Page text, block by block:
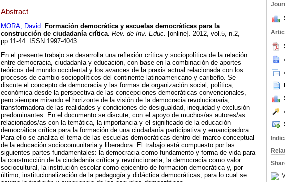
Abstract
MORA, David. Formación democrática y escuelas democráticas para la
construcción de ciudadanía crítica. Rev. de Inv. Educ. [online]. 2012, vol.5, n.2,
pp.11-44. ISSN 1997-4043.
En el presente trabajo se desarrolla una reflexión crítica y sociopolítica de la relación
entre democracia, ciudadanía y educación, con base en la combinación de aportes
teóricos del mundo occidental y los avances de la praxis actual relacionada con los
procesos de cambio sociopolíticos del continente latinoamericano y caribeño. Se
discute el concepto de democracia y las formas de organización social, política,
económica desde la perspectiva de las concepciones democráticas convencionales,
pero siempre mirando el horizonte de la visión de la democracia revolucionaria,
transformadora de las realidades y condiciones de desigualdad, inequidad y exclusión
predominantes. En el documento se discute, con el apoyo de muchos/as autores/as
relacionados/as con la temática, la importancia y el significado de la educación
democrática crítica para la formación de una ciudadanía participativa y emancipadora.
Para ello se analiza el tema de las escuelas democráticas dentro del marco conceptual
de la educación sociocomunitaria y liberadora. El trabajo está compuesto por las
siguientes partes fundamentales: la democracia como fundamento y forma de vida para
la construcción de la ciudadanía crítica y revolucionaria, la democracia como valor
sociocultural, la institución escolar como epicentro de formación democrática y, por
último, institucionalización de la pedagogía y didáctica democráticas, para lo cual se